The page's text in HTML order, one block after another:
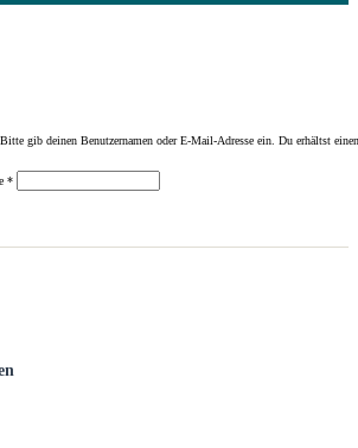
Bitte gib deinen Benutzernamen oder E-Mail-Adresse ein. Du erhältst
*